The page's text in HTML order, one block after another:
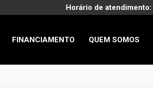
Horário de atendimento:
FINANCIAMENTO QUEM SOMOS